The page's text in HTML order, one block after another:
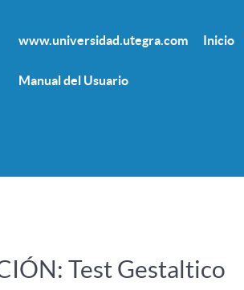
www.universidad.utegra.com Inicio
Manual del Usuario
Test Gestaltico